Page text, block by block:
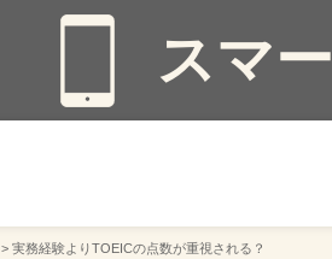
スマ
> 実務経験よりTOEICの点数が重視される？